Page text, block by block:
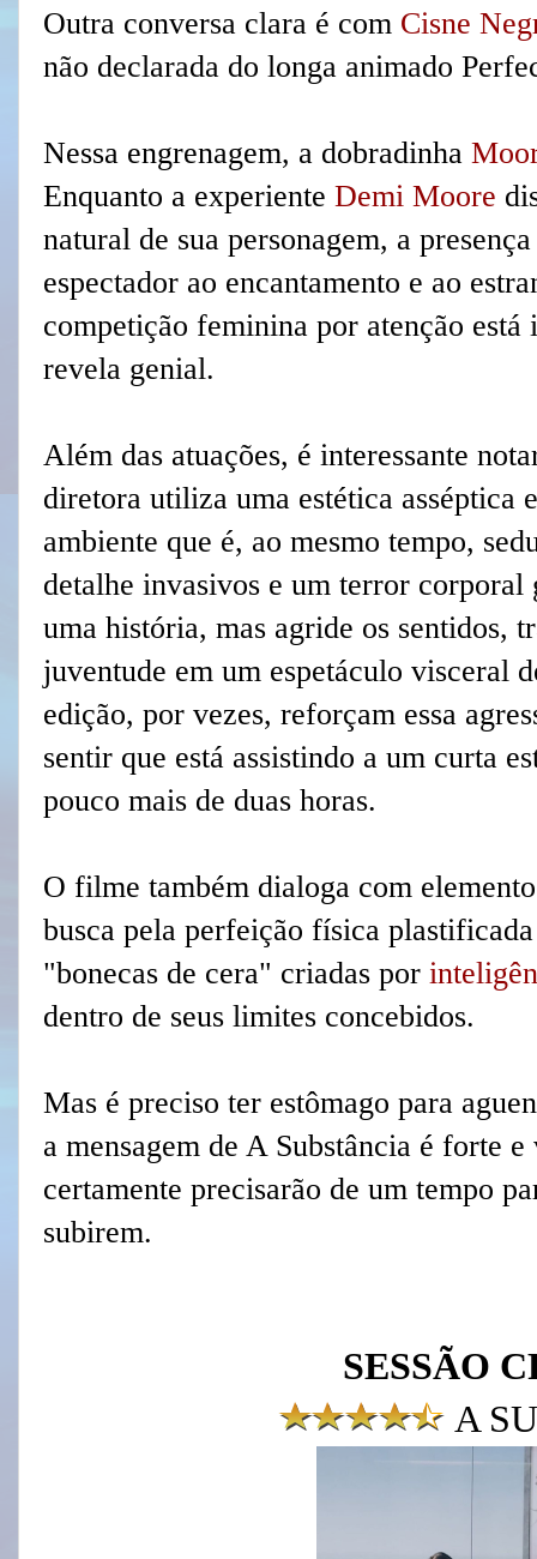
Outra conversa clara é com Cisne
não declarada do longa animado
Nessa engrenagem, a dobradinha
Enquanto a experiente Demi Moore
natural de sua personagem, a
espectador ao encantamento e ao
competição feminina por atenção
revela genial.
Além das atuações, é interessante
diretora utiliza uma estética asséptica
ambiente que é, ao mesmo tempo,
detalhe invasivos e um terror corporal
uma história, mas agride os sentidos,
juventude em um espetáculo visceral
edição, por vezes, reforçam essa
sentir que está assistindo a um curta
pouco mais de duas horas.
O filme também dialoga com
busca pela perfeição física
"bonecas de cera" criadas por
dentro de seus limites concebidos.
Mas é preciso ter estômago para
a mensagem de A Substância é forte
certamente precisarão de um tempo
subirem.
SESSÃO
A